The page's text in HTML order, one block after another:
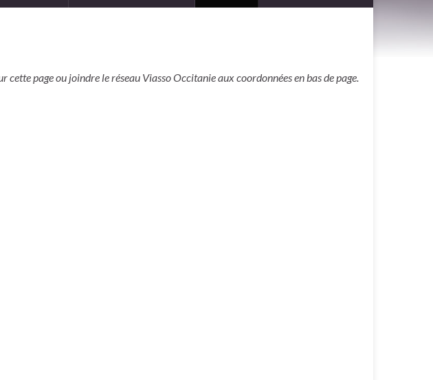
page ou joindre le réseau Viasso Occitanie aux coordonnées en bas de page.